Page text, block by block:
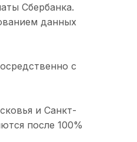
Сбербанка.
данных
с
и Санкт-
после 100%